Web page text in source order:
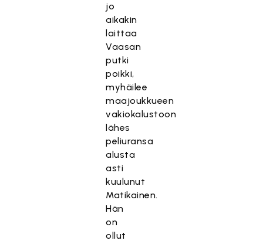
jo
aikakin
laittaa
Vaasan
putki
poikki,
myhäilee
maajoukkueen
vakiokalustoon
lähes
peliuransa
alusta
asti
kuulunut
Matikainen.
Hän
on
ollut